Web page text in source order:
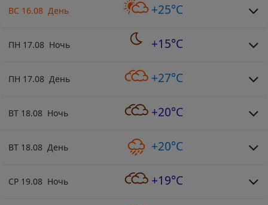
ВС 16.08 День +25°C
ПН 17.08 Ночь +15°C
ПН 17.08 День +27°C
ВТ 18.08 Ночь +20°C
ВТ 18.08 День +20°C
СР 19.08 Ночь +19°C